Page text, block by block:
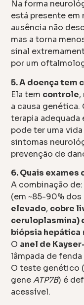
Na forma
está presente em
ausência não
mas a torna
sinal
por um
5. A doença tem
Ela tem controle,
a causa
terapia adequada
pode ter uma
sintomas
prevenção de
6. Quais
A combinação de:
(em ~85-90% dos
elevado, cobre
ceruloplasmina)
biópsia hepática
O anel de
lâmpada de
O teste genético
geneATP7B) é
acessível.